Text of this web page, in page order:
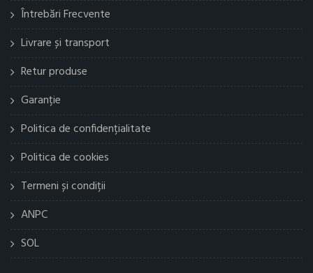
Întrebări Frecvente
Livrare și transport
Retur produse
Garanție
Politica de confidențialitate
Politica de cookies
Termeni și condiții
ANPC
SOL